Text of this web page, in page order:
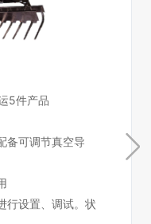
5件产品
备可调节真空导
行设置、调试。状